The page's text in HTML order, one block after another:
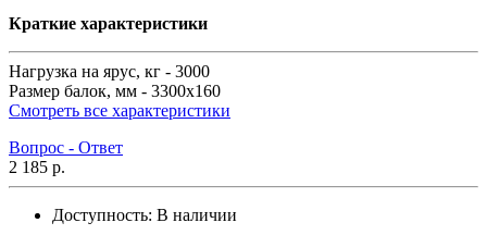
Краткие характеристики
Нагрузка на ярус, кг - 3000
Размер балок, мм - 3300х160
Смотреть все характеристики
Вопрос - Ответ
2 185 р.
Доступность: В наличии